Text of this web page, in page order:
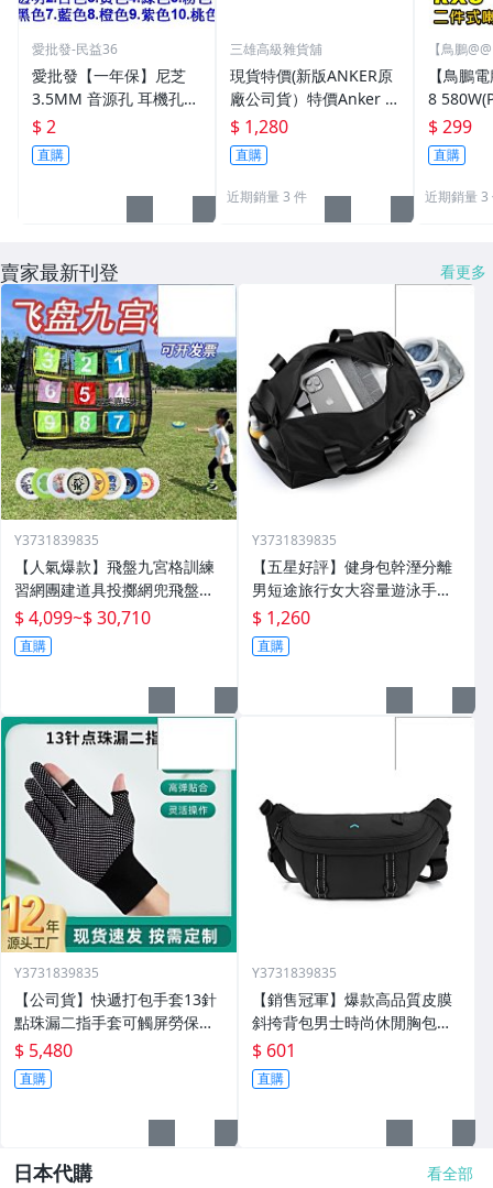
愛批發-民益36
愛批發【一年保】尼芝
3.5MM 音源孔 耳機孔
防水 防銹 防塵塞【十色
可選-台灣製】手機 電腦
筆電 家電 保護蓋
$ 2
直購
三雄高級雜貨舖
現貨特價(新版ANKER原
廠公司貨）特價Anker s
oundcore 2 藍芽喇叭 2
4小時續航 IPX7防水 低
音加強 可串連用雙聲道
播放 5.0
$ 1,280
直購
近期銷量 3 件
【鳥鵬
【鳥鵬
8
道 USB
S288 開
$ 299
直購
近期銷量 3
賣家最新刊登 看更多
Y3731839835
【人氣爆款】飛盤九宮格訓練
習網團建道具投擲網兜飛盤架
戶外運動拓展遊戲
$ 4,099~$ 30,710
直購
Y3731839835
【五星好評】健身包幹溼分離
男短途旅行女大容量遊泳手提
包大獨立鞋倉
$ 1,260
直購
Y3731839835
【公司貨】快遞打包手套13針
點珠漏二指手套可觸屏勞保止
滑外賣騎行手套定製
$ 5,480
直購
Y3731839835
【銷售冠軍】爆款高品質皮膜
斜挎背包男士時尚休閒胸包外
出方便單肩斜挎包
$ 601
直購
日本代購 看全部